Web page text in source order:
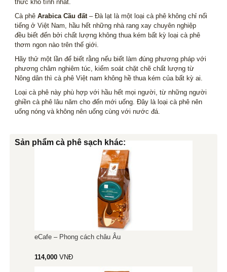
thức khó tính nhất.
Cà phê Arabica Cầu đất – Đà lạt là một loại cà phê không chỉ nổi
tiếng ở Việt Nam, hầu hết những nhà rang xay chuyên nghiệp
đều biết đến bởi chất lượng không thua kém bất kỳ loại cà phê
thơm ngon nào trên thế giới.
Hãy thử một lần để biết rằng nếu biết làm đúng phương pháp với
phương châm nghiêm túc, kiểm soát chặt chẽ chất lượng từ
Nông dân thì cà phê Việt nam không hề thua kém của bất kỳ ai.
Loại cà phê này phù hợp với hầu hết mọi người, từ những người
ghiền cà phê lâu năm cho đến mới uống. Đây là loại cà phê nên
uống nóng và không nên uống cùng với nước đá.
Sản phẩm cà phê sạch khác:
eCafe – Phong cách châu Âu
114,000 VNĐ